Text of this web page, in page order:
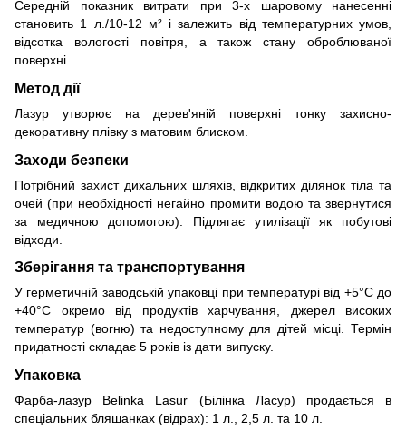
Середній показник витрати при 3-х шаровому нанесенні
становить 1 л./10-12 м² і залежить від температурних умов,
відсотка вологості повітря, а також стану оброблюваної
поверхні.
Метод дії
Лазур утворює на дерев'яній поверхні тонку захисно-
декоративну плівку з матовим блиском.
Заходи безпеки
Потрібний захист дихальних шляхів, відкритих ділянок тіла та
очей (при необхідності негайно промити водою та звернутися
за медичною допомогою). Підлягає утилізації як побутові
відходи.
Зберігання та транспортування
У герметичній заводській упаковці при температурі від +5°С до
+40°С окремо від продуктів харчування, джерел високих
температур (вогню) та недоступному для дітей місці. Термін
придатності складає 5 років із дати випуску.
Упаковка
Фарба-лазур Belinka Lasur (Білінка Ласур) продається в
спеціальних бляшанках (відрах): 1 л., 2,5 л. та 10 л.